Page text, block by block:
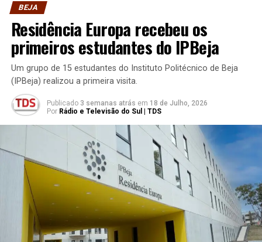
BEJA
Residência Europa recebeu os
primeiros estudantes do IPBeja
Um grupo de 15 estudantes do Instituto Politécnico de Beja
(IPBeja) realizou a primeira visita.
Publicado 3 semanas atrás em 18 de Julho, 2026
Por Rádio e Televisão do Sul | TDS